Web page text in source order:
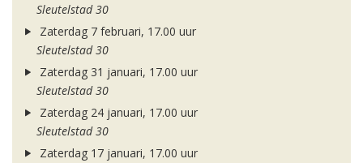
Sleutelstad 30
Zaterdag 7 februari, 17.00 uur
Sleutelstad 30
Zaterdag 31 januari, 17.00 uur
Sleutelstad 30
Zaterdag 24 januari, 17.00 uur
Sleutelstad 30
Zaterdag 17 januari, 17.00 uur